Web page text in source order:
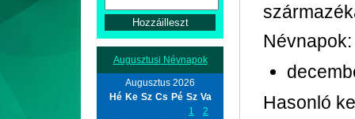
Augusztusi Névnapok
Augusztus 2026
Hé Ke Sz Cs Pé Sz Va
1
2
Névnapok:
Hasonló